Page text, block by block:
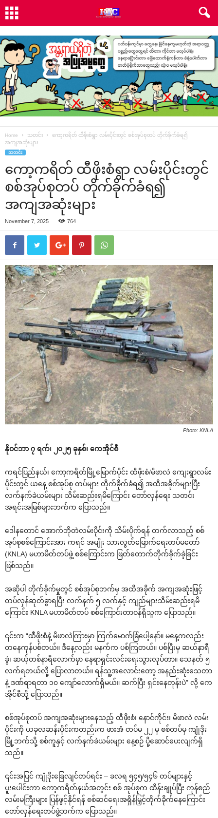
Home သတင်း
ကော့ကရိတ် ထီဖိုးစံရွာ လမ်းပိုင်းတွင် စစ်အုပ်စုတပ် တိုက်ခိုက်ခံရ၍
အကျအဆုံးများ
သတင်း
ကော့ကရိတ် ထီဖိုးစံရွာ လမ်းပိုင်းတွင်
စစ်အုပ်စုတပ် တိုက်ခိုက်ခံရ၍
အကျအဆုံးများ
November 7, 2025 764
Photo: KNLA
နိုဝင်ဘာ ၇ ရက်၊ ၂၀၂၅ ခုနှစ်၊ ကေအိုင်စီ
ကရင်ပြည်နယ်၊ ကော့ကရိတ်မြို့မြောက်ပိုင်း ထီဖိုးစံ/မိဖာလဲ ကျေးရွာလမ်း
ပိုင်းတွင် ယနေ့ စစ်အုပ်စု တပ်များ တိုက်ခိုက်ခံရ၍ အထိအခိုက်များပြီး
လက်နက်ခဲယမ်းများ သိမ်းဆည်းရမိကြောင်း တော်လှန်ရေး သတင်း
အရင်းအမြစ်များဘက်က ပြောသည်။
ဒေါနတောင် အောက်ဘိုတဲလမ်းပိုင်းကို သိမ်းပိုက်ရန် တက်လာသည့် စစ်
အုပ်စုစစ်ကြောင်းအား ကရင် အမျိုး သားလွတ်မြောက်ရေးတပ်မတော်
(KNLA) မဟာမိတ်တပ်ဖွဲ့ စစ်ကြောင်းက ဖြတ်တောက်တိုက်ခိုက်ခဲ့ခြင်း
ဖြစ်သည်။
အဆိုပါ တိုက်ခိုက်မှုတွင် စစ်အုပ်စုဘက်မှ အထိအခိုက် အကျအဆုံးဖြင့်
တပ်လှန်ဆုတ်ခွာရပြီး လက်နက် ၅ လက်နှင့် ကျည်များသိမ်းဆည်းရမိ
ကြောင်း KNLA မဟာမိတ်တပ် စစ်ကြောင်းတာဝန်ရှိသူက ပြောသည်။
၎င်းက “ထီဖိုးစံနဲ့ မိဖာလဲကြားမှာ ကြက်မောက်ခြံပေါ့နော်။ မနေ့ကလည်း
တနေကုန်ပစ်တယ်။ ဒီနေ့လည်း မနက်က ပစ်ကြတယ်။ ပစ်ပြီးမှ ဆယ်နာရီ
ခွဲ၊ ဆယ့်တစ်နာရီလောက်မှာ နေရာရှင်းလင်းရေးသွားလုပ်တာ။ သေနတ် ၅
လက်ရတယ်လို့ ပြောလာတယ်။ ရန်သူ့အလောင်းတော့ အနည်းဆုံးသေတာ
နဲ့ ဒဏ်ရာရတာ ၁၀ ကျော်လောက်ရှိမယ်။ ဆက်ပြီး ရှင်းနေတုန်းပဲ” လို့ ကေ
အိုင်စီသို့ ပြောသည်။
စစ်အုပ်စုတပ် အကျအဆုံးများနေသည့် ထီဖိုးစံ၊ နောင်ကိုင်း၊ မိဖာလဲ လမ်း
ပိုင်းကို ယခုလဆန်းပိုင်းကတည်းက ဖားအံ တပ်မ ၂၂ မှ စစ်တပ်မှ ကျုံဒိုး
မြို့ဘက်သို့ စစ်ကူနှင့် လက်နက်ခဲယမ်းများ နေ့စဉ် ပို့ဆောင်ပေးလျက်ရှိ
သည်။
၎င်းအပြင် ကျုံဒိုးခြေလျင်တပ်ရင်း – ခလရ ၅၄၅/၅၄၆ တပ်များနှင့်
ပူးပေါင်းကာ ကော့ကရိတ်နယ်အတွင်း စစ် အုပ်စုက ထိန်းချုပ်ပြီး ကုန်စည်
လမ်းမကြီးများ ပြန်ဖွင့်နိုင်ရန် စစ်ဆင်ရေးအရှိန်မြှင့်တိုက်ခိုက်နေကြောင်း
တော်လှန်ရေးတပ်ဖွဲ့ဘက်က ပြောသည်။